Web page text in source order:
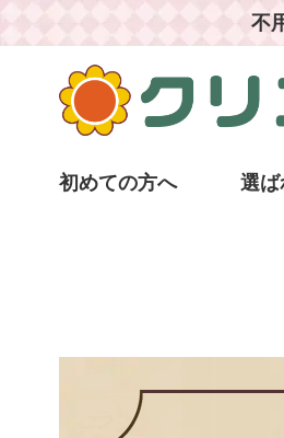
不
初めての方へ 選ば